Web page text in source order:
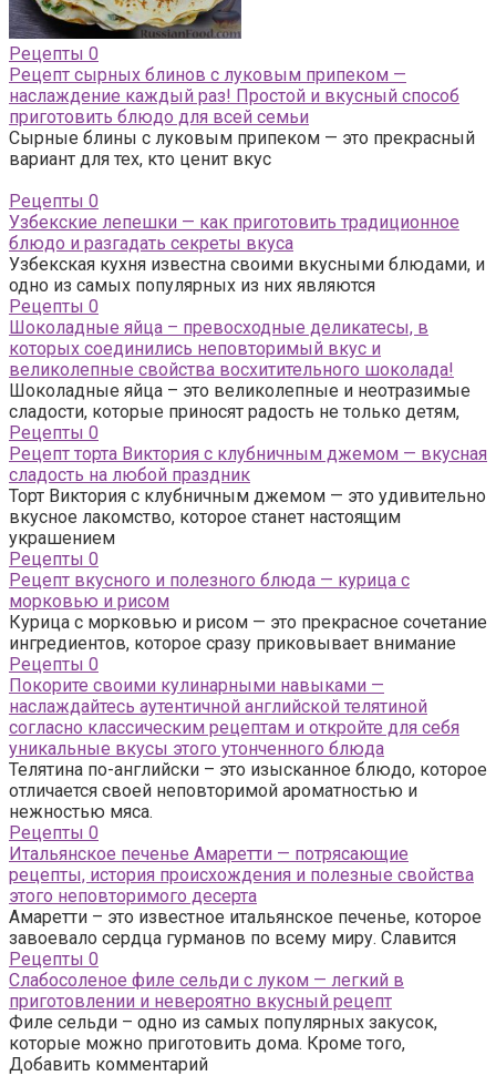
Рецепты 0
Рецепт сырных блинов с луковым припеком —
наслаждение каждый раз! Простой и вкусный способ
приготовить блюдо для всей семьи
Сырные блины с луковым припеком — это прекрасный
вариант для тех, кто ценит вкус
Рецепты 0
Узбекские лепешки — как приготовить традиционное
блюдо и разгадать секреты вкуса
Узбекская кухня известна своими вкусными блюдами, и
одно из самых популярных из них являются
Рецепты 0
Шоколадные яйца – превосходные деликатесы, в
которых соединились неповторимый вкус и
великолепные свойства восхитительного шоколада!
Шоколадные яйца – это великолепные и неотразимые
сладости, которые приносят радость не только детям,
Рецепты 0
Рецепт торта Виктория с клубничным джемом — вкусная
сладость на любой праздник
Торт Виктория с клубничным джемом — это удивительно
вкусное лакомство, которое станет настоящим
украшением
Рецепты 0
Рецепт вкусного и полезного блюда — курица с
морковью и рисом
Курица с морковью и рисом — это прекрасное сочетание
ингредиентов, которое сразу приковывает внимание
Рецепты 0
Покорите своими кулинарными навыками —
наслаждайтесь аутентичной английской телятиной
согласно классическим рецептам и откройте для себя
уникальные вкусы этого утонченного блюда
Телятина по-английски – это изысканное блюдо, которое
отличается своей неповторимой ароматностью и
нежностью мяса.
Рецепты 0
Итальянское печенье Амаретти — потрясающие
рецепты, история происхождения и полезные свойства
этого неповторимого десерта
Амаретти – это известное итальянское печенье, которое
завоевало сердца гурманов по всему миру. Славится
Рецепты 0
Слабосоленое филе сельди с луком — легкий в
приготовлении и невероятно вкусный рецепт
Филе сельди – одно из самых популярных закусок,
которые можно приготовить дома. Кроме того,
Добавить комментарий